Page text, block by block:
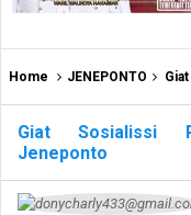
Home JENEPONTO Giat
Giat Sosialissi
Jeneponto